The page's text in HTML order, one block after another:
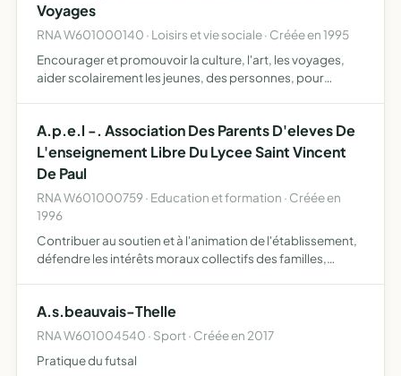
Voyages
RNA W601000140 · Loisirs et vie sociale · Créée en 1995
Encourager et promouvoir la culture, l'art, les voyages,
aider scolairement les jeunes, des personnes, pour
A.p.e.l -. Association Des Parents D'eleves De
L'enseignement Libre Du Lycee Saint Vincent
De Paul
RNA W601000759 · Education et formation · Créée en
1996
Contribuer au soutien et à l'animation de l'établissement,
défendre les intérêts moraux collectifs des familles,
A.s.beauvais-Thelle
RNA W601004540 · Sport · Créée en 2017
Pratique du futsal